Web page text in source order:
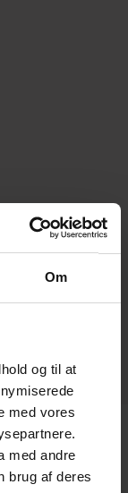
Om
og til at
med vores
med andre
brug af deres